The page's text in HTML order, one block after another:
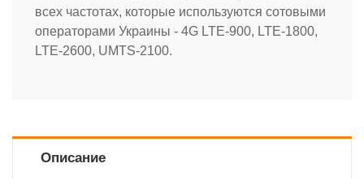
всех частотах, которые используются сотовыми
операторами Украины - 4G LTE-900, LTE-1800,
LTE-2600, UMTS-2100.
Описание